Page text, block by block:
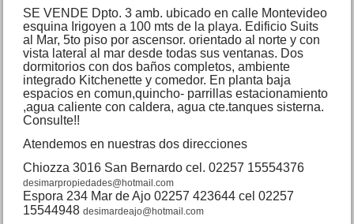
Dpto. 2 amb. Cramer 604 Mar
de Ajo
Precio :U$S 25 .000
Triplex Av. Tucuman 3270
EXCELENTE
SE VENDE Dpto. 3 amb. ubicado en calle Montevideo
esquina Irigoyen a 100 mts de la playa. Edificio Suits
al Mar, 5to piso por ascensor. orientado al norte y con
vista lateral al mar desde todas sus ventanas. Dos
dormitorios con dos baños completos, ambiente
integrado Kitchenette y comedor. En planta baja
espacios en comun,quincho- parrillas estacionamiento
,agua caliente con caldera, agua cte.tanques sisterna.
Consulte!!
Atendemos en nuestras dos direcciones
Chiozza 3016 San Bernardo cel. 02257 15554376
desimarpropiedades@hotmail.com
Espora 234 Mar de Ajo 02257 423644 cel 02257
15544948desimardeajo@hotmail.com